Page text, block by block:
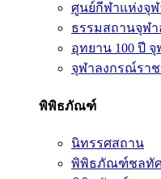
ศูนย์กีฬาแห่งจุ
ธรรมสถานจุฬ
อุทยาน 100 ปี จุ
จุฬาลงกรณ์รา
พิพิธภัณฑ์
นิทรรศสถาน
พิพิธภัณฑ์ชลทั